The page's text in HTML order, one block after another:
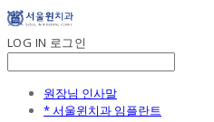
LOG IN 로그인
원장님 인사말
* 서울윈치과 임플란트